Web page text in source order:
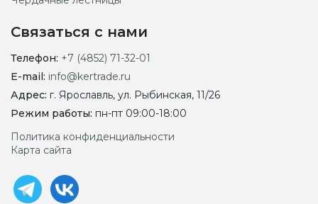
Связаться с нами
Телефон: +7 (4852) 71-32-01
E-mail: info@kertrade.ru
Адрес: г. Ярославль, ул. Рыбинская, 11/26
Режим работы: пн-пт 09:00-18:00
Политика конфиденциальности
Карта сайта